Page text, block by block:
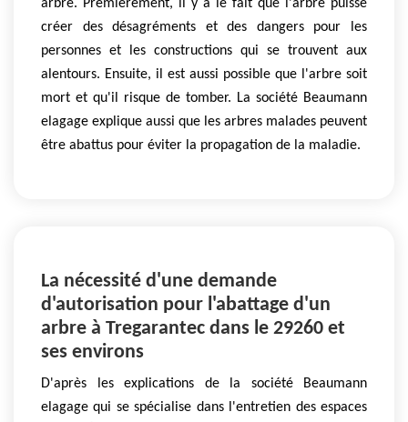
arbre. Premièrement, il y a le fait que l'arbre puisse
créer des désagréments et des dangers pour les
personnes et les constructions qui se trouvent aux
alentours. Ensuite, il est aussi possible que l'arbre soit
mort et qu'il risque de tomber. La société Beaumann
elagage explique aussi que les arbres malades peuvent
être abattus pour éviter la propagation de la maladie.
La nécessité d'une demande
d'autorisation pour l'abattage d'un
arbre à Tregarantec dans le 29260 et
ses environs
D'après les explications de la société Beaumann
elagage qui se spécialise dans l'entretien des espaces